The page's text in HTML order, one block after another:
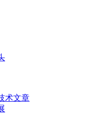
术文章